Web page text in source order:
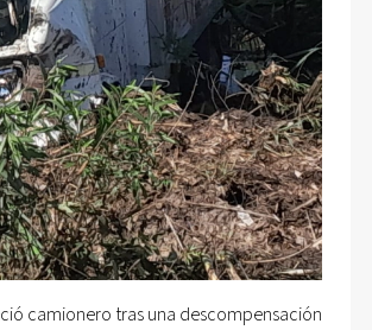
camionero tras una descompensación